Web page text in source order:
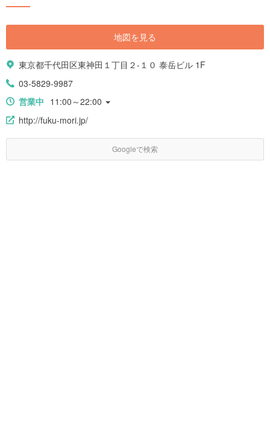
地図を見る
東京都千代田区東神田１丁目２-１０ 泰岳ビル 1F
03-5829-9987
営業中 11:00～22:00
http://fuku-mori.jp/
Googleで検索